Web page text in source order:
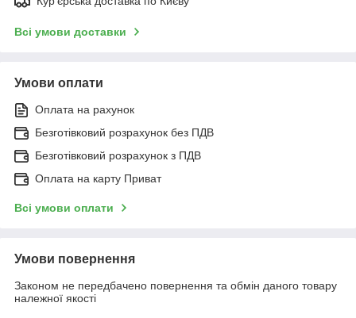
Всі умови доставки
Умови оплати
Оплата на рахунок
Безготівковий розрахунок без ПДВ
Безготівковий розрахунок з ПДВ
Оплата на карту Приват
Всі умови оплати
Умови повернення
Законом не передбачено повернення та обмін даного товару
належної якості